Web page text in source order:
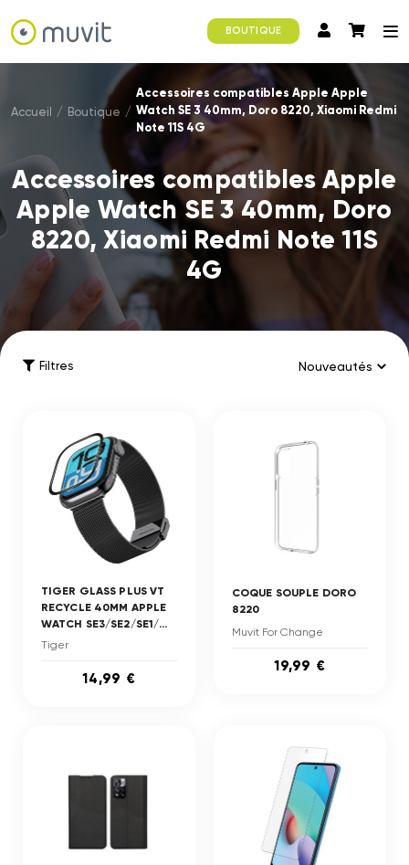
BOUTIQUE
Accueil / Boutique /
Accessoires compatibles Apple Apple
Watch SE 3 40mm, Doro 8220, Xiaomi Redmi
Note 11S 4G
Accessoires compatibles Apple
Apple Watch SE 3 40mm, Doro
8220, Xiaomi Redmi Note 11S
4G
Filtres
TIGER GLASS PLUS VT
RECYCLE 40MM APPLE
WATCH SE3/SE2/SE1/...
Tiger
14,99 €
COQUE SOUPLE DORO
8220
Muvit For Change
19,99 €